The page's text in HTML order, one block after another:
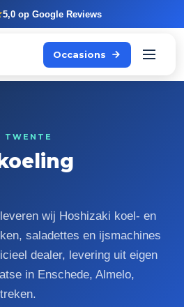
5,0 op Google Reviews
Occasions
TWENTE
wij Hoshizaki koel- en
saladettes en ijsmachines
dealer, levering uit eigen
in Enschede, Almelo,